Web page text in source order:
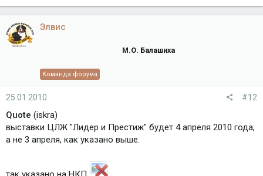
Элвис
М.О. Балашиха
Команда форума
25.01.2010 #12
Quote (iskra)
выставки ЦЛЖ "Лидер и Престиж" будет 4 апреля 2010 года,
а не 3 апреля, как указано выше.